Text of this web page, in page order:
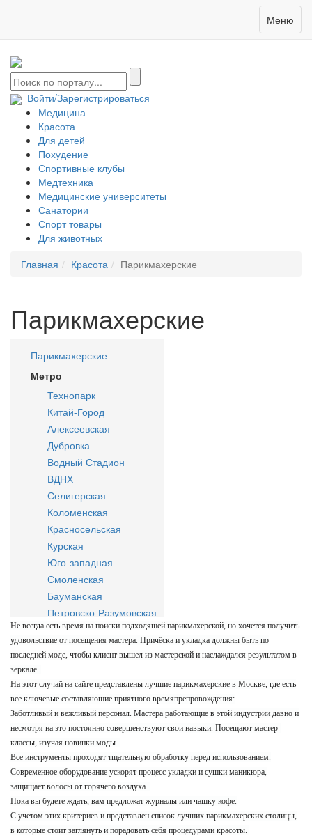
Меню
Войти/Зарегистрироваться
Медицина
Красота
Для детей
Похудение
Спортивные клубы
Медтехника
Медицинские университеты
Санатории
Спорт товары
Для животных
Главная
Красота Парикмахерские
Парикмахерские
Парикмахерские
Метро
Технопарк
Китай-Город
Алексеевская
Дубровка
Водный Стадион
ВДНХ
Селигерская
Коломенская
Красносельская
Курская
Юго-западная
Смоленская
Бауманская
Петровско-Разумовская
Парк Культуры
Пушкинская
Белорусская
Котельники
Проспект Вернадского
Рассказовка
Сходненская
Селигерская
Некрасовка
Автозаводская
Медведково
Красногвардейская
Некрасовка
Не всегда есть время на поиски подходящей парикмахерской, но хочется получить
удовольствие от посещения мастера. Причёска и укладка должны быть по
последней моде, чтобы клиент вышел из мастерской и наслаждался результатом в
зеркале.
На этот случай на сайте представлены лучшие парикмахерские в Москве, где есть
все ключевые составляющие приятного времяпрепровождения:
Заботливый и вежливый персонал. Мастера работающие в этой индустрии давно и
несмотря на это постоянно совершенствуют свои навыки. Посещают мастер-
классы, изучая новинки моды.
Все инструменты проходят тщательную обработку перед использованием.
Современное оборудование ускорят процесс укладки и сушки маникюра,
защищает волосы от горячего воздуха.
Пока вы будете ждать, вам предложат журналы или чашку кофе.
С учетом этих критериев и представлен список лучших парикмахерских столицы,
в которые стоит заглянуть и порадовать себя процедурами красоты.